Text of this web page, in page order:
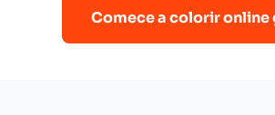
Comece a colorir online